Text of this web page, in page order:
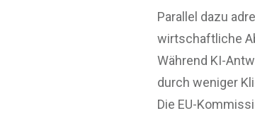
Parallel dazu
wirtschaftliche
Während KI-
durch weniger
Die EU-